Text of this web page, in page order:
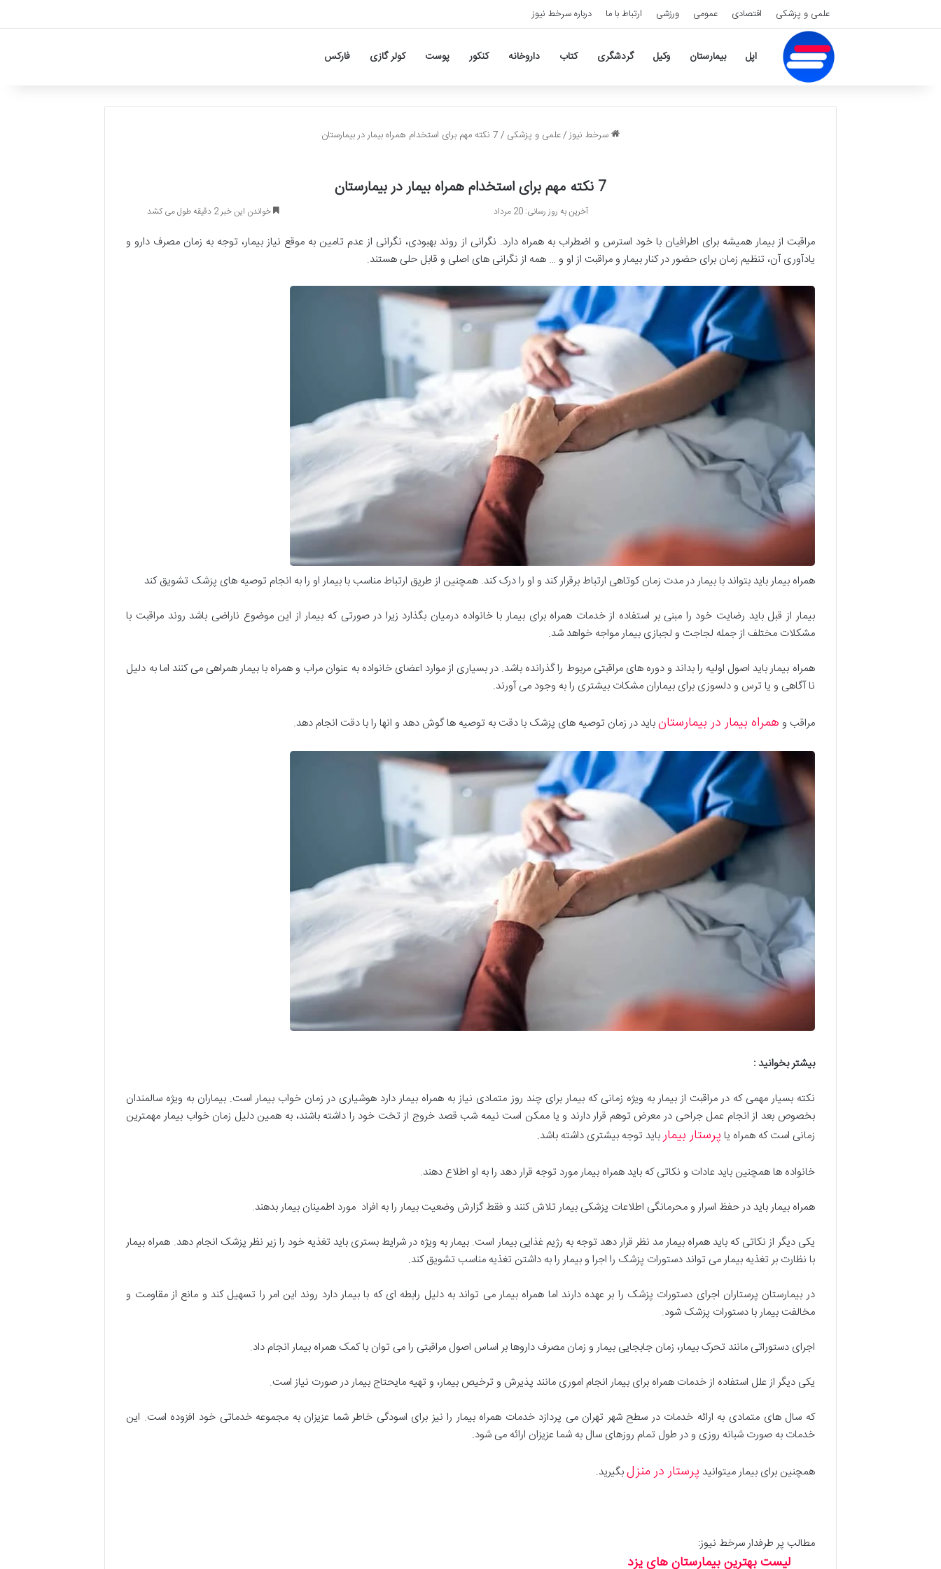
علمی و پزشکی اقتصادی عمومی ورزشی ارتباط با ما درباره سرخط نیوز
اپل بیمارستان وکیل گردشگری کتاب داروخانه کنکور پوست کولر گازی فارکس
سرخط نیوز/علمی و پزشکی /7 نکته مهم برای استخدام همراه بیمار در بیمارستان
7 نکته مهم برای استخدام همراه بیمار در بیمارستان
آخرین به روز رسانی: 20 مرداد خواندن این خبر 2 دقیقه طول می کشد
مراقبت از بیمار همیشه برای اطرافیان با خود استرس و اضطراب به همراه دارد. نگرانی از روند بهبودی، نگرانی از عدم تامین به موقع نیاز بیمار، توجه به زمان مصرف دارو و
یادآوری آن، تنظیم زمان برای حضور در کنار بیمار و مراقبت از او و … همه از نگرانی های اصلی و قابل حلی هستند.
همراه بیمار باید بتواند با بیمار در مدت زمان کوتاهی ارتباط برقرار کند و او را درک کند. همچنین از طریق ارتباط مناسب با بیمار او را به انجام توصیه های پزشک تشویق کند
بیمار از قبل باید رضایت خود را مبنی بر استفاده از خدمات همراه برای بیمار با خانواده درمیان بگذارد زیرا در صورتی که بیمار از این موضوع ناراضی باشد روند مراقبت با
مشکلات مختلف از جمله لجاجت و لجبازی بیمار مواجه خواهد شد.
همراه بیمار باید اصول اولیه را بداند و دوره های مراقبتی مربوط را گذرانده باشد. در بسیاری از موارد اعضای خانواده به عنوان مراب و همراه با بیمار همراهی می کنند اما به دلیل
نا آگاهی و یا ترس و دلسوزی برای بیماران مشکات بیشتری را به وجود می آورند.
مراقب و همراه بیمار در بیمارستانباید در زمان توصیه های پزشک با دقت به توصیه ها گوش دهد و انها را با دقت انجام دهد.
بیشتر بخوانید:
نکته بسیار مهمی که در مراقبت از بیمار به ویژه زمانی که بیمار برای چند روز متمادی نیاز به همراه بیمار دارد هوشیاری در زمان خواب بیمار است. بیماران به ویژه سالمندان
بخصوص بعد از انجام عمل جراحی در معرض توهم قرار دارند و یا ممکن است نیمه شب قصد خروج از تخت خود را داشته باشند، به همین دلیل زمان خواب بیمار مهمترین
زمانی است که همراه یا پرستار بیمارباید توجه بیشتری داشته باشد.
خانواده ها همچنین باید عادات و نکاتی که باید همراه بیمار مورد توجه قرار دهد را به او اطلاع دهند.
همراه بیمار باید در حفظ اسرار و محرمانگی اطلاعات پزشکی بیمار تلاش کنند و فقط گزارش وضعیت بیمار را به افراد مورد اطمینان بیمار بدهند.
یکی دیگر از نکاتی که باید همراه بیمار مد نظر قرار دهد توجه به رژیم غذایی بیمار است. بیمار به ویژه در شرایط بستری باید تغذیه خود را زیر نظر پزشک انجام دهد. همراه بیمار
با نظارت بر تغذیه بیمار می تواند دستورات پزشک را اجرا و بیمار را به داشتن تغذیه مناسب تشویق کند.
در بیمارستان پرستاران اجرای دستورات پزشک را بر عهده دارند اما همراه بیمار می تواند به دلیل رابطه ای که با بیمار دارد روند این امر را تسهیل کند و مانع از مقاومت و
مخالفت بیمار با دستورات پزشک شود.
اجرای دستوراتی مانند تحرک بیمار، زمان جابجایی بیمار و زمان مصرف داروها بر اساس اصول مراقبتی را می توان با کمک همراه بیمار انجام داد.
یکی دیگر از علل استفاده از خدمات همراه برای بیمار انجام اموری مانند پذیرش و ترخیص بیمار، و تهیه مایحتاج بیمار در صورت نیاز است.
که سال های متمادی به ارائه خدمات در سطح شهر تهران می پردازد خدمات همراه بیمار را نیز برای اسودگی خاطر شما عزیزان به مجموعه خدماتی خود افزوده است. این
خدمات به صورت شبانه روزی و در طول تمام روزهای سال به شما عزیزان ارائه می شود.
همچنین برای بیمار میتوانید پرستار در منزلبگیرید.
مطالب پر طرفدار سرخط نیوز:
لیست بهترین بیمارستان های یزد